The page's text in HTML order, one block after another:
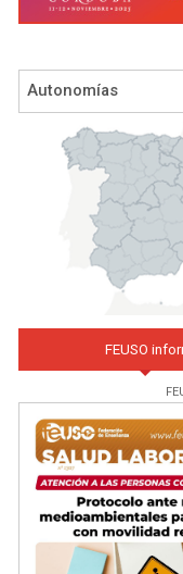
Autonomías
FEUSO